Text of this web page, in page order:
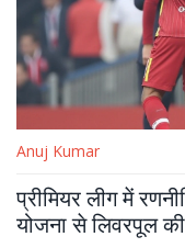
Anuj Kumar
प्रीमियर लीग में
योजना से लिवरपूल